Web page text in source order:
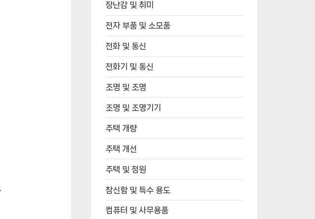
장난감 및 취미
전자 부품 및 소모품
전화 및 통신
전화기 및 통신
조명 및 조명
조명 및 조명기기
주택 개량
주택 개선
주택 및 정원
참신함 및 특수 용도
컴퓨터 및 사무용품